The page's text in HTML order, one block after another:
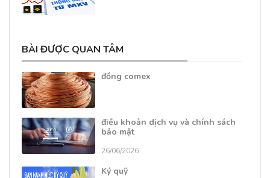
BÀI ĐƯỢC QUAN TÂM
đồng comex
điều khoản dịch vụ và chính sách
bảo mật
26/06/2026
Ký quỹ